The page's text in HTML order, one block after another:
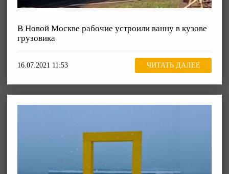
В Новой Москве рабочие устроили ванну в кузове
грузовика
16.07.2021 11:53 ЧИТАТЬ ДАЛЕЕ